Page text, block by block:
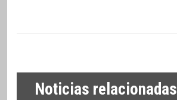
Noticias relacionadas